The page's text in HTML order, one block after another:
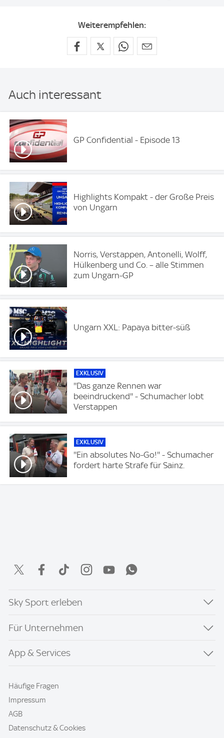
Weiterempfehlen:
Auch interessant
GP Confidential - Episode 13
Highlights Kompakt - der Große Preis
von Ungarn
Norris, Verstappen, Antonelli, Wolff,
Hülkenberg und Co. – alle Stimmen
zum Ungarn-GP
Ungarn XXL: Papaya bitter-süß
EXKLUSIV
''Das ganze Rennen war
beeindruckend'' - Schumacher lobt
Verstappen
EXKLUSIV
''Ein absolutes No-Go!'' - Schumacher
fordert harte Strafe für Sainz.
Sky Sport erleben
Für Unternehmen
App & Services
Häufige Fragen
Impressum
AGB
Datenschutz & Cookies